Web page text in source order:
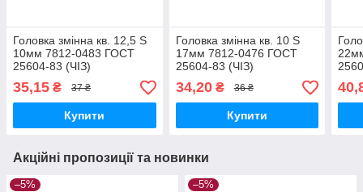
Головка змінна кв. 12,5 S
10мм 7812-0483 ГОСТ
25604-83 (ЧІЗ)
35,15 ₴ 37 ₴
Купити
Головка змінна кв. 10 S
17мм 7812-0476 ГОСТ
25604-83 (ЧІЗ)
34,20₴ 36 ₴
Купити
Акційні пропозиції та новинки
–5% –5%